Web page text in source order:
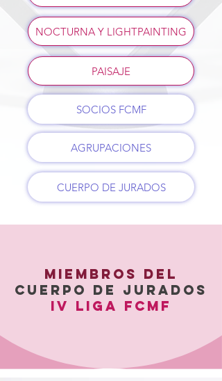
NOCTURNA Y LIGHTPAINTING
PAISAJE
SOCIOS FCMF
AGRUPACIONES
CUERPO DE JURADOS
MIEMBROS DEL
CUERPO DE JURADOS
IV LIGA FCMF